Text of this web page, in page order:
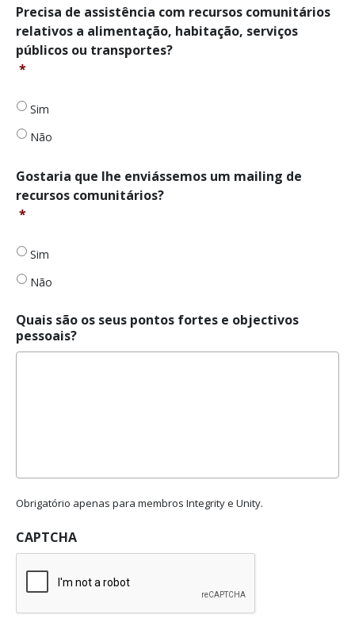
Precisa
de
assistência
com
recursos
relativos
alimentação,
serviços
públicos
ou
transportes?
Precisa de assistência com recursos comunitários
relativos a alimentação, habitação, serviços
públicos ou transportes?
*
Sim
Não
Gostaria
que
lhe
mailing
de
recursos
*
Gostaria que lhe enviássemos um mailing de
recursos comunitários?
*
Sim
Não
Quais são os seus pontos fortes e objectivos
pessoais?
Obrigatório apenas para membros Integrity e Unity.
CAPTCHA